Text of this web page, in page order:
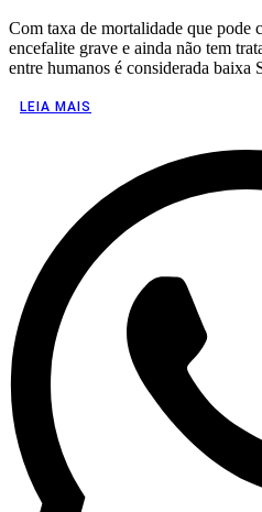
Com taxa de mortalidade que pode
encefalite grave e ainda não tem
entre humanos é considerada baixa
LEIA MAIS